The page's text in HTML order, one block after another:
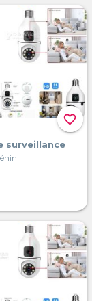
favorite_border
surveillance